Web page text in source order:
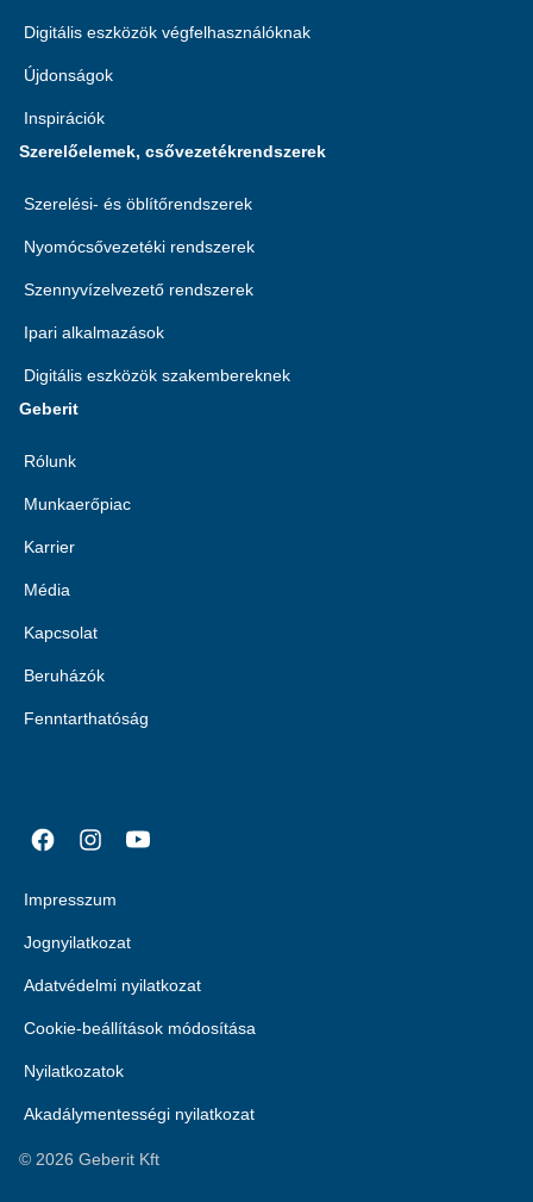
Digitális eszközök végfelhasználóknak
Újdonságok
Inspirációk
Szerelőelemek, csővezetékrendszerek
Szerelési- és öblítőrendszerek
Nyomócsővezetéki rendszerek
Szennyvízelvezető rendszerek
Ipari alkalmazások
Digitális eszközök szakembereknek
Geberit
Rólunk
Munkaerőpiac
Karrier
Média
Kapcsolat
Beruházók
Fenntarthatóság
Impresszum
Jognyilatkozat
Adatvédelmi nyilatkozat
Cookie-beállítások módosítása
Nyilatkozatok
Akadálymentességi nyilatkozat
© 2026 Geberit Kft